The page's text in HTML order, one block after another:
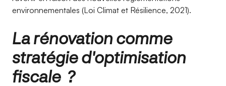
environnementales (Loi Climat et Résilience, 2021).
La rénovation comme
stratégie d'optimisation
fiscale ?